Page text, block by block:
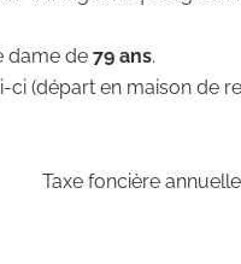
dame de 79 ans.
(départ en maison de
foncière annuelle